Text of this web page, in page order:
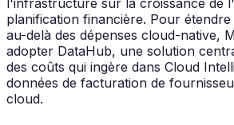
planification financière. Pour étendre
au-delà des dépenses cloud-native,
adopter DataHub, une solution
des coûts qui ingère dans Cloud
données de facturation de
cloud.